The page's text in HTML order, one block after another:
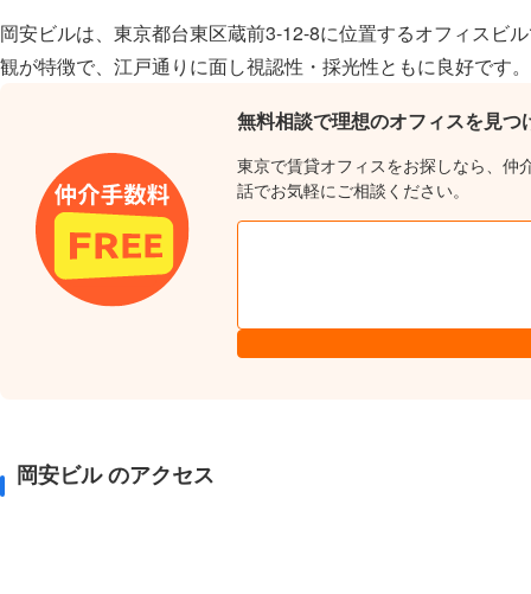
岡安ビルは、東京都台東区蔵前3-12-8に位置するオフィスビ
観が特徴で、江戸通りに面し視認性・採光性ともに良好です
無料相談で理想のオフィスを見つ
東京で賃貸オフィスをお探しなら、仲
話でお気軽にご相談ください。
岡安ビル のアクセス